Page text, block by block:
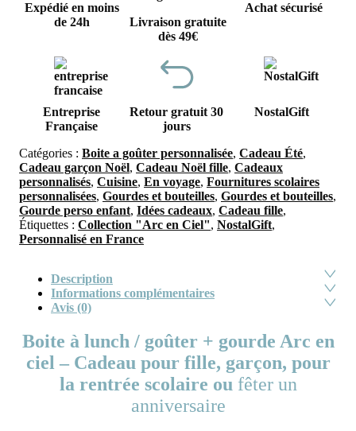
Expédié en moins
de 24h
Livraison gratuite
dès 49€
Achat sécurisé
Entreprise
Française
Retour gratuit 30
jours
NostalGift
Catégories : Boite a goûter personnalisée, Cadeau Été,
Cadeau garçon Noël, Cadeau Noël fille, Cadeaux
personnalisés, Cuisine, En voyage, Fournitures scolaires
personnalisées, Gourdes et bouteilles, Gourdes et bouteilles,
Gourde perso enfant, Idées cadeaux, Cadeau fille,
Étiquettes : Collection "Arc en Ciel", NostalGift,
Personnalisé en France
Description
Informations complémentaires
Avis (0)
Boite à lunch / goûter + gourde Arc en
ciel – Cadeau pour fille, garçon, pour
la rentrée scolaire ou fêter un
anniversaire